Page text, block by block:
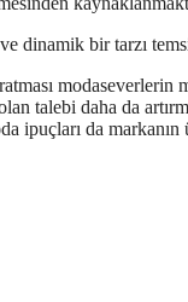
dinamik bir tarzı
modaseverlerin
talebi daha da
ipuçları da markanın